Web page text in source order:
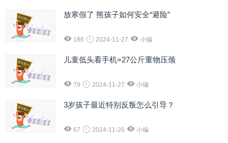
放寒假了 熊孩子如何安全“避险”
186 2024-11-27 小编
儿童低头看手机=27公斤重物压颈
79 2024-11-27 小编
3岁孩子最近特别反叛怎么引导？
67 2024-11-26 小编